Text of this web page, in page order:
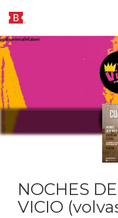
NOCHES
VICIO